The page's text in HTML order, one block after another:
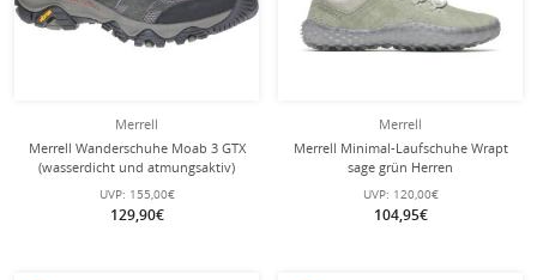
Merrell
Merrell Wanderschuhe Moab 3 GTX
(wasserdicht und atmungsaktiv)
UVP: 155,00€
129,90€
Merrell
Merrell Minimal-Laufschuhe Wrapt
sage grün Herren
UVP: 120,00€
104,95€